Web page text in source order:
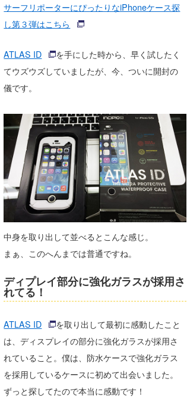
サーフリポーターにぴったりなiPhoneケース探
し第３弾はこちら
ATLAS ID
を手にした時から、早く試したく
てウズウズしていましたが、今、ついに開封の
儀です。
中身を取り出して並べるとこんな感じ。
まぁ、このへんまでは普通ですね。
ディプレイ部分に強化ガラスが採用さ
れてる！
ATLAS ID
を取り出して最初に感動したこと
は、ディスプレイの部分に強化ガラスが採用さ
れていること。僕は、防水ケースで強化ガラス
を採用しているケースに初めて出会いました。
ずっと探してたので本当に感動です！
arukasvision
CBA Films
熊谷素子
嵯峨明日香
田原啓江
植村未来
NOBUFUKU
大野”MAR”修聖
喜納海人
+☆maki☆+
chan-U
ECE
G◎Da
H
KID
KOBU
KY
MIN
OYZ
Soulman
VAGY
waka☆=